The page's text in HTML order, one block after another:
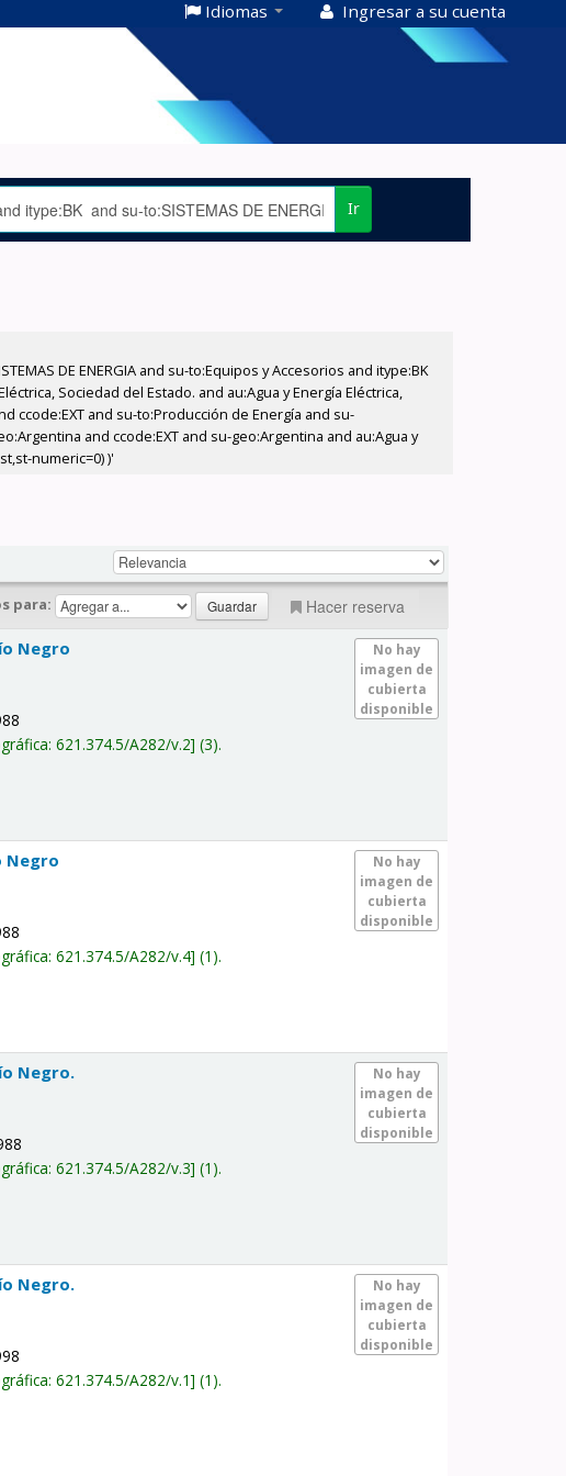
Idiomas Ingresar a su cuenta
Ir
DE ENERGIA and su-to:Equipos y Accesorios and itype:BK
Sociedad del Estado. and au:Agua y Energía Eléctrica,
ccode:EXT and su-to:Producción de Energía and su-
and ccode:EXT and su-geo:Argentina and au:Agua y
numeric=0) )'
para: Hacer reserva
No hay
imagen de
cubierta
disponible
Negro
621.374.5/A282/v.2 (3).
No hay
imagen de
cubierta
disponible
Negro
621.374.5/A282/v.4 (1).
No hay
imagen de
cubierta
disponible
Negro.
621.374.5/A282/v.3 (1).
No hay
imagen de
cubierta
disponible
Negro.
621.374.5/A282/v.1 (1).